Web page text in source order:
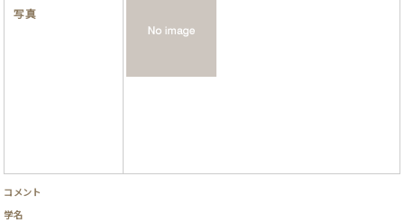
写真
コメント
学名